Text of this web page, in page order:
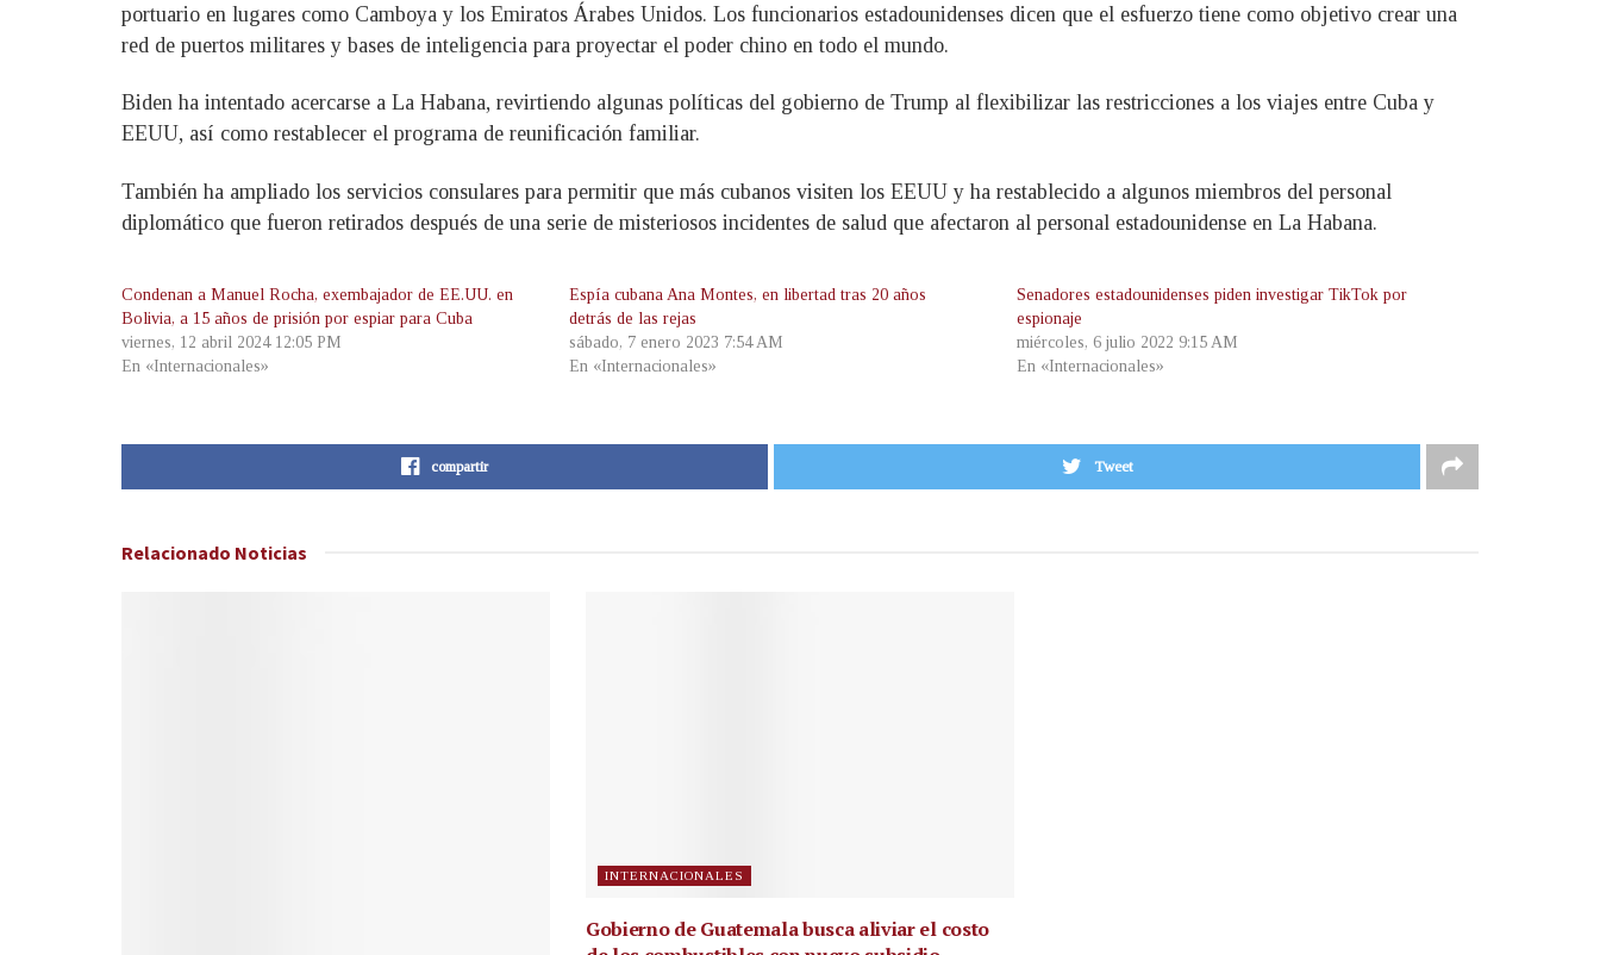
portuario en lugares como Camboya y los Emiratos Árabes Unidos. Los funcionarios estadounidenses dicen que el esfuerzo tiene como objetivo crear una
red de puertos militares y bases de inteligencia para proyectar el poder chino en todo el mundo.
Biden ha intentado acercarse a La Habana, revirtiendo algunas políticas del gobierno de Trump al flexibilizar las restricciones a los viajes entre Cuba y
EEUU, así como restablecer el programa de reunificación familiar.
También ha ampliado los servicios consulares para permitir que más cubanos visiten los EEUU y ha restablecido a algunos miembros del personal
diplomático que fueron retirados después de una serie de misteriosos incidentes de salud que afectaron al personal estadounidense en La Habana.
Condenan a Manuel Rocha, exembajador de EE.UU. en
Bolivia, a 15 años de prisión por espiar para Cuba
viernes, 12 abril 2024 12:05 PM
En «Internacionales»
Espía cubana Ana Montes, en libertad tras 20 años
detrás de las rejas
sábado, 7 enero 2023 7:54 AM
En «Internacionales»
Senadores estadounidenses piden investigar TikTok por
espionaje
miércoles, 6 julio 2022 9:15 AM
En «Internacionales»
compartir Tweet
Relacionado Noticias
INTERNACIONALES
Gobierno de Guatemala busca aliviar el costo